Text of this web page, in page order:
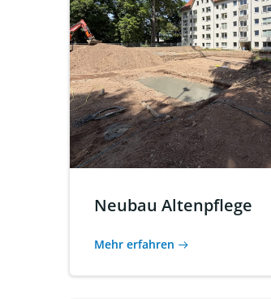
Neubau Altenpflege
Mehr erfahren